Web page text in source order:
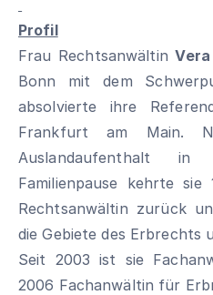
Profil
Frau Rechtsanwältin
Bonn mit dem
absolvierte ihre
Frankfurt am Main.
Auslandaufenthalt
Familienpause kehrte
Rechtsanwältin zurück
die Gebiete des Erbrechts
Seit 2003 ist sie
2006 Fachanwältin für